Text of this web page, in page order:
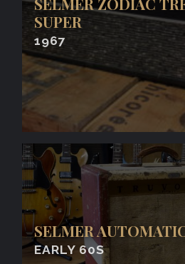
SUPER
1967
SELMER
EARLY 60S